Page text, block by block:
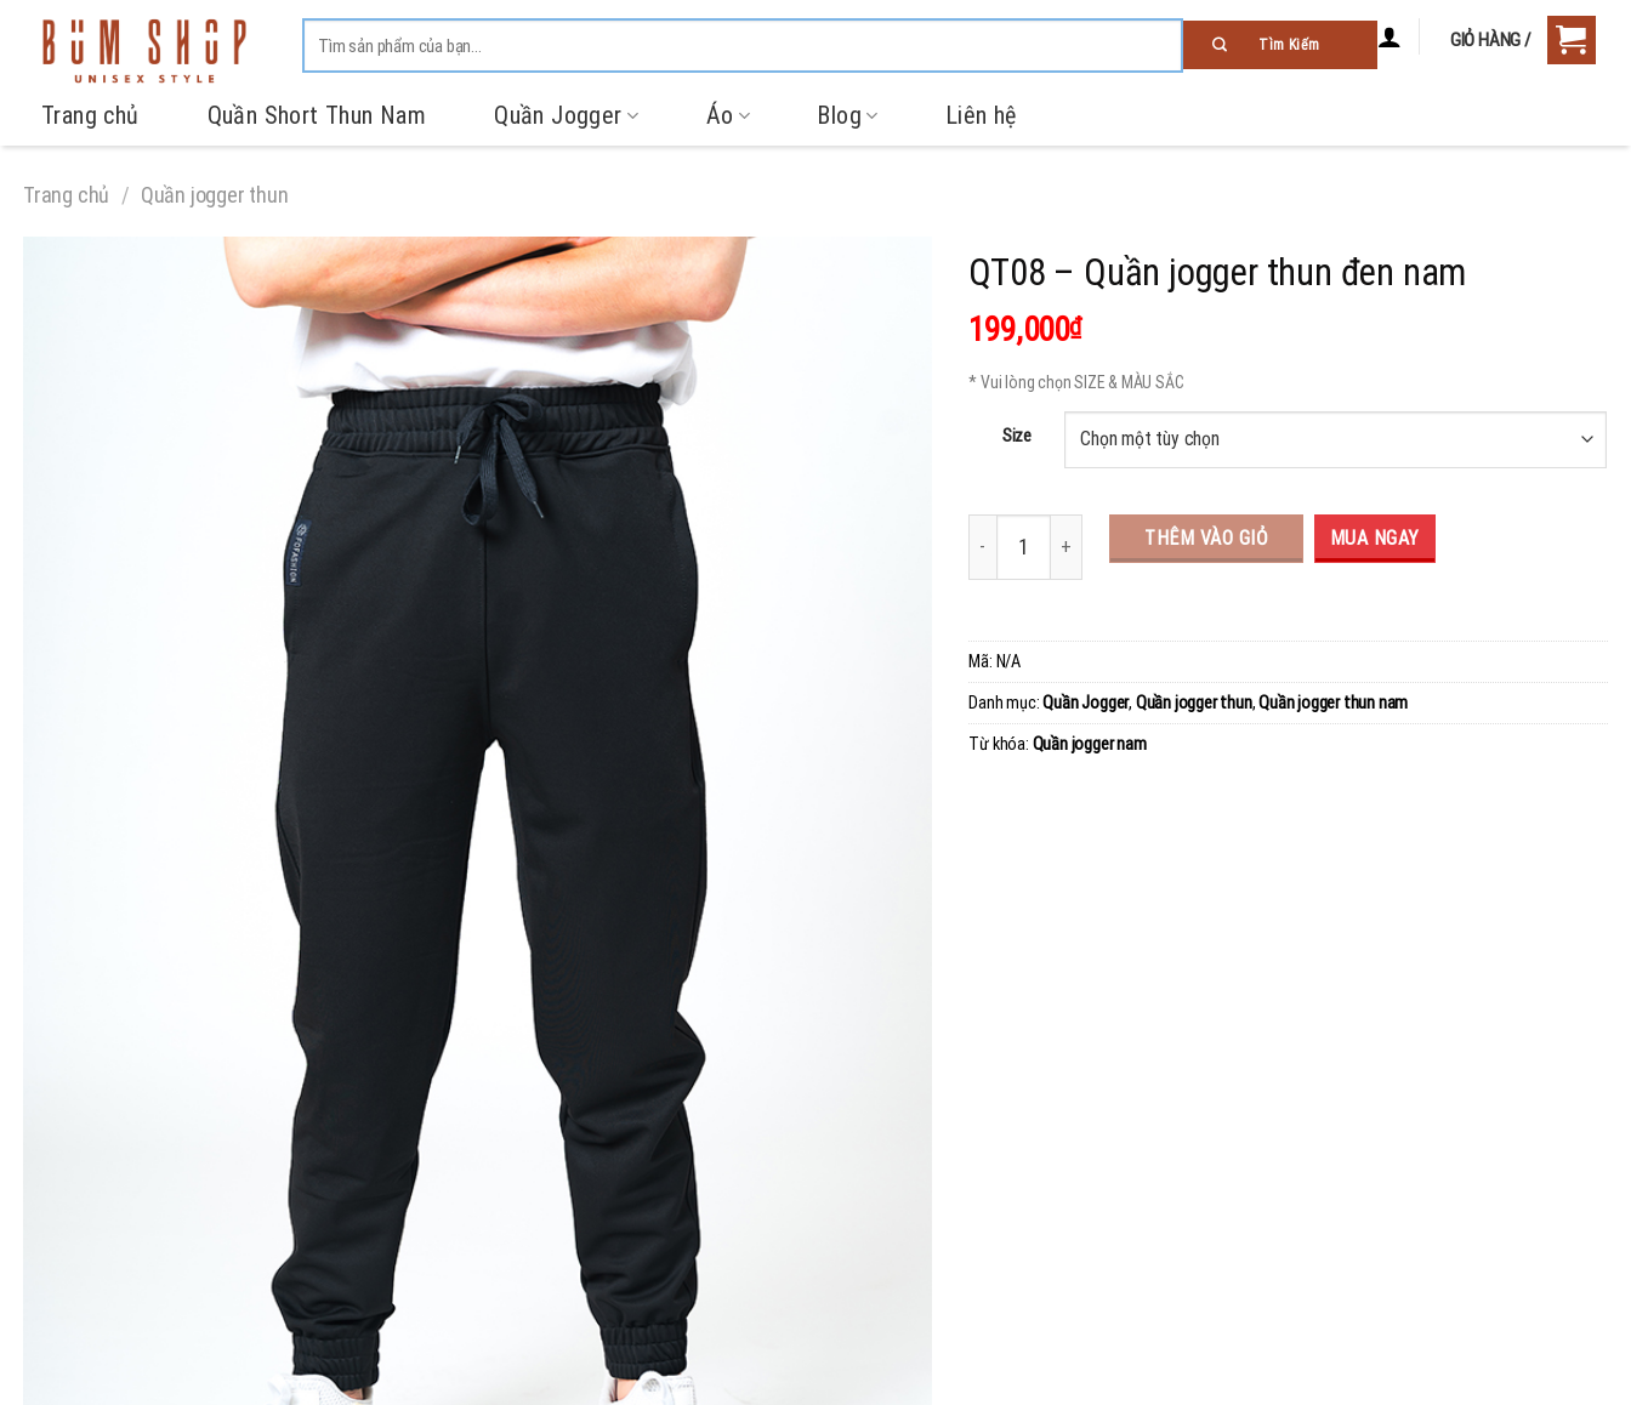
GIỎ HÀNG /
Trang chủ Quần Short Thun Nam Quần Jogger Áo Blog Liên hệ
Trang chủ / Quần jogger thun
QT08 – Quần jogger thun đen nam
199,000₫
* Vui lòng chọn SIZE & MÀU SẮC
Size
THÊM VÀO GIỎ MUA NGAY
Mã: N/A
Danh mục:Quần Jogger, Quần jogger thun,Quần jogger thun nam
Từ khóa: Quần jogger nam